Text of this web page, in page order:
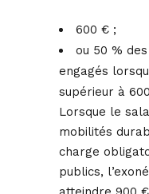
600 € ;
ou 50 %
engagés
supérieur à
Lorsque le
mobilités
charge
publics,